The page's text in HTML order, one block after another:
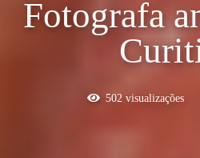
Fotografa
502 visualizações